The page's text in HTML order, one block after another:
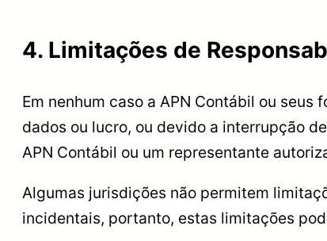
4. Limitações de
Em nenhum caso a APN Contábil ou
dados ou lucro, ou devido a interrupção
APN Contábil ou um representante
Algumas jurisdições não permitem
incidentais, portanto, estas limitações